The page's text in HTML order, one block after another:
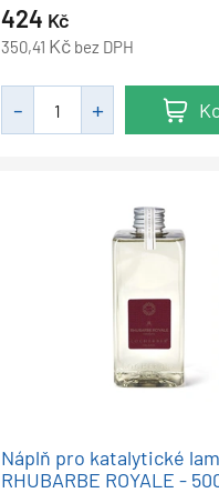
424 Kč
350,41 Kč bez DPH
Náplň pro katalytické
RHUBARBE ROYALE -